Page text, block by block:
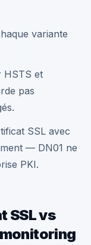
variante
HSTS et
pas
SSL avec
— DN01 ne
PKI.
SSL vs